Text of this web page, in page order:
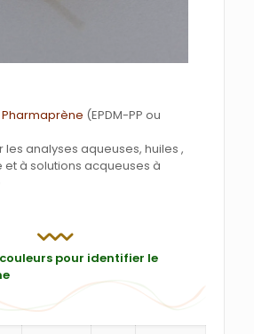
(EPDM-PP ou
les analyses aqueuses, huiles ,
à solutions acqueuses à
pour identifier le